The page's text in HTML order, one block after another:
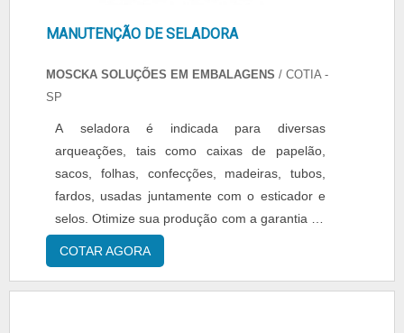
MANUTENÇÃO DE SELADORA
MOSCKA SOLUÇÕES EM EMBALAGENS / COTIA -
SP
A seladora é indicada para diversas
arqueações, tais como caixas de papelão,
sacos, folhas, confecções, madeiras, tubos,
fardos, usadas juntamente com o esticador e
selos. Otimize sua produção com a garantia de
uma arqueação segura e rápida. Por isso
grandes e pequenas empresas têm esses
COTAR AGORA